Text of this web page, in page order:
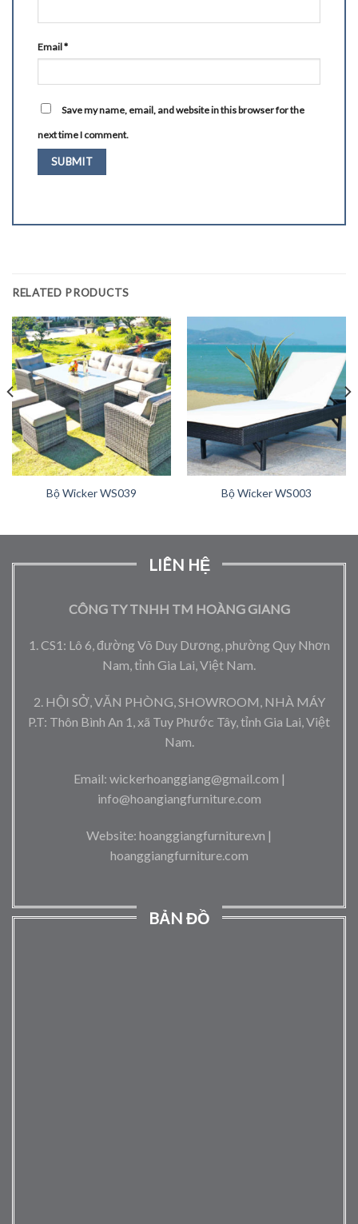
Email*
Save my name, email, and website in this browser for the
next time I comment.
RELATED PRODUCTS
Bộ Wicker WS039 Bộ Wicker WS003
LIÊN HỆ
CÔNG TY TNHH TM HOÀNG GIANG
1. CS1: Lô 6, đường Võ Duy Dương, phường Quy Nhơn
Nam, tỉnh Gia Lai, Việt Nam.
2. HỘI SỞ, VĂN PHÒNG, SHOWROOM, NHÀ MÁY
P.T: Thôn Bình An 1, xã Tuy Phước Tây, tỉnh Gia Lai, Việt
Nam.
Email: wickerhoanggiang@gmail.com |
info@hoangiangfurniture.com
Website: hoanggiangfurniture.vn |
hoanggiangfurniture.com
BẢN ĐỒ